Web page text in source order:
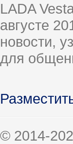
LADA
августе
новости,
для
© 2014-